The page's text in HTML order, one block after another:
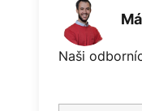
Naši